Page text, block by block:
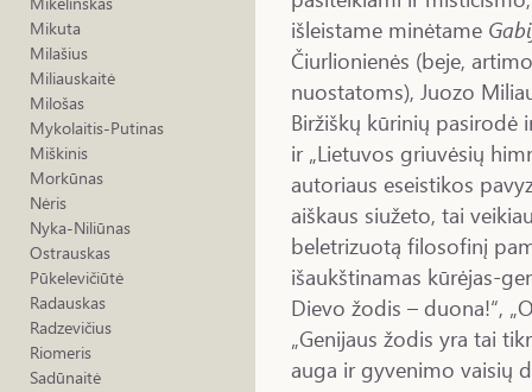
Mikuta
Milašius
Miliauskaitė
Milošas
Mykolaitis-Putinas
Miškinis
Morkūnas
Nėris
Nyka-Niliūnas
Ostrauskas
Pūkelevičiūtė
Radauskas
Radzevičius
Riomeris
Sadūnaitė
išleistame minėtame
Čiurlionienės (beje,
nuostatoms), Juozo
Biržiškų kūrinių pasirodė
ir „Lietuvos griuvėsių
autoriaus eseistikos
aiškaus siužeto, tai
beletrizuotą filosofinį
išaukštinamas kūrėjas-
Dievo žodis – duona!“,
„Genijaus žodis yra tai
auga ir gyvenimo vaisių